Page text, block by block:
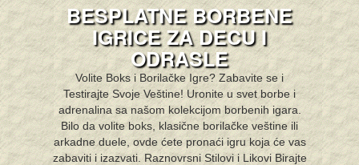
BESPLATNE BORBENE
IGRICE ZA DECU I
ODRASLE
Volite Boks i Borilačke Igre? Zabavite se i
Testirajte Svoje Veštine! Uronite u svet borbe i
adrenalina sa našom kolekcijom borbenih igara.
Bilo da volite boks, klasične borilačke veštine ili
arkadne duele, ovde ćete pronaći igru koja će vas
zabaviti i izazvati. Raznovrsni Stilovi i Likovi Birajte